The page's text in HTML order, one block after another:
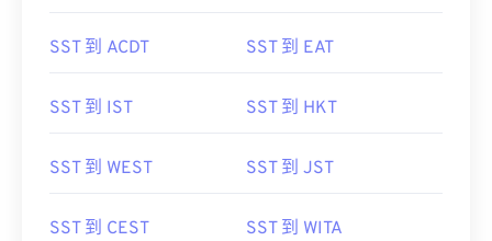
SST 到 ACDT SST 到 EAT
SST 到 IST SST 到 HKT
SST 到 WEST SST 到 JST
SST 到 CEST SST 到 WITA